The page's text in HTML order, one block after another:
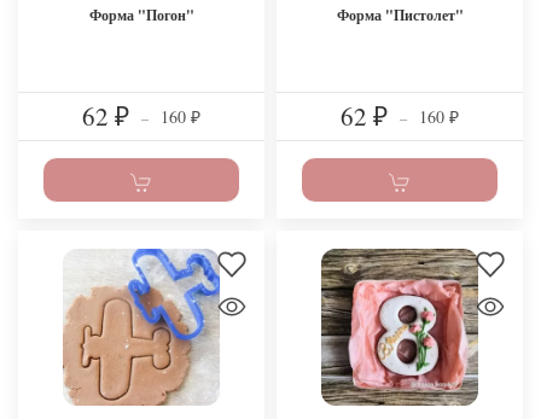
Форма "Погон"
62 ₽ – 160 ₽
Форма "Пистолет"
62 ₽ – 160 ₽